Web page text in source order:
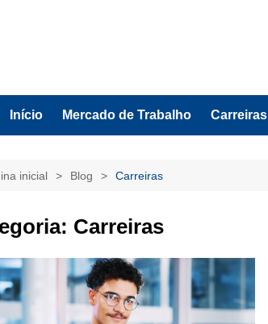
Início Mercado de Trabalho Carreiras
inicial Blog Carreiras
Carreiras